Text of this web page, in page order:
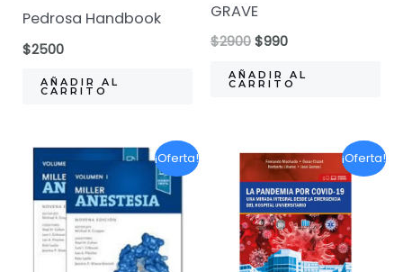
Pedrosa Handbook
$2500
AÑADIR AL
CARRITO
GRAVE
$2900El
original
era:
$990El
actual
es:
AÑADIR AL
CARRITO
¡Oferta! ¡Oferta!